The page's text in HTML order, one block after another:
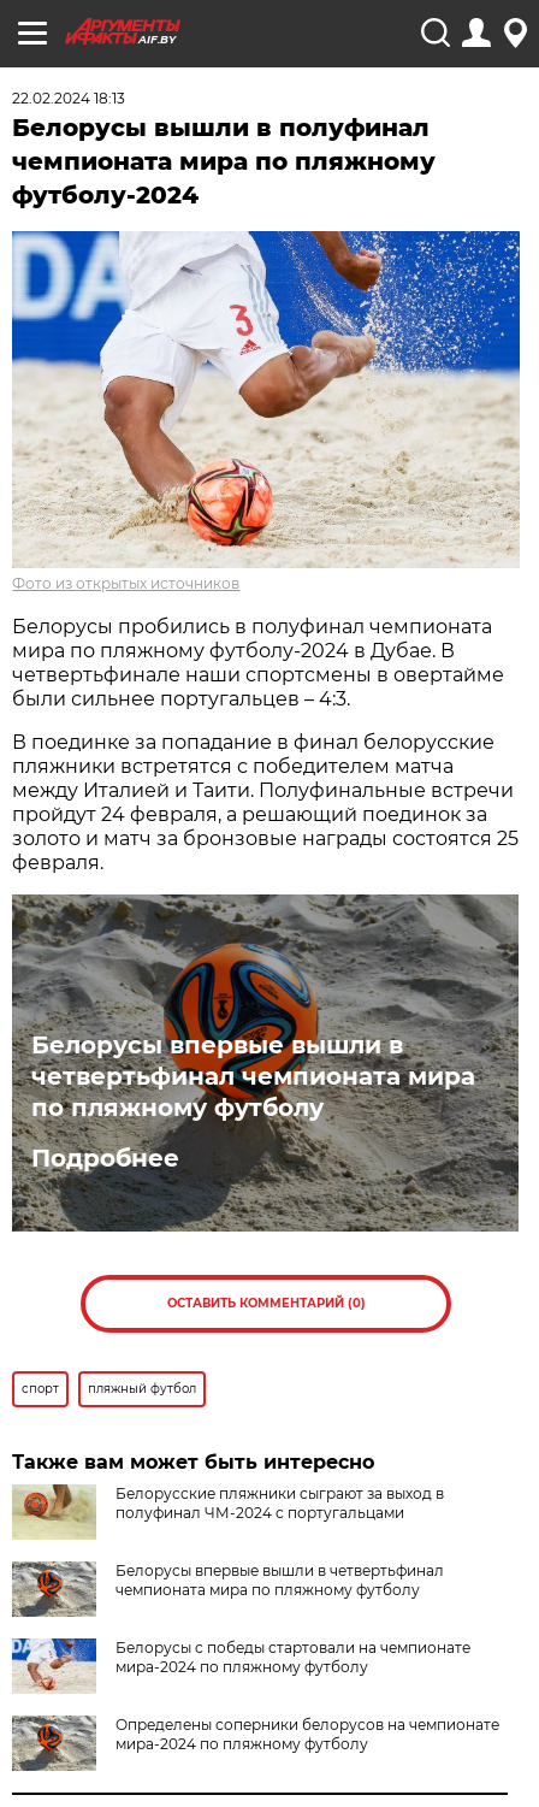
AIF.BY
22.02.2024 18:13
Белорусы вышли в полуфинал
чемпионата мира по пляжному
футболу-2024
Фото из открытых источников
Белорусы пробились в полуфинал чемпионата
мира по пляжному футболу-2024 в Дубае. В
четвертьфинале наши спортсмены в овертайме
были сильнее португальцев – 4:3.
В поединке за попадание в финал белорусские
пляжники встретятся с победителем матча
между Италией и Таити. Полуфинальные встречи
пройдут 24 февраля, а решающий поединок за
золото и матч за бронзовые награды состоятся 25
февраля.
Белорусы впервые вышли в
четвертьфинал чемпионата мира
по пляжному футболу
Подробнее
ОСТАВИТЬ КОММЕНТАРИЙ (0)
спорт пляжный футбол
Также вам может быть интересно
Белорусские пляжники сыграют за выход в
полуфинал ЧМ-2024 с португальцами
Белорусы впервые вышли в четвертьфинал
чемпионата мира по пляжному футболу
Белорусы с победы стартовали на чемпионате
мира-2024 по пляжному футболу
Определены соперники белорусов на чемпионате
мира-2024 по пляжному футболу